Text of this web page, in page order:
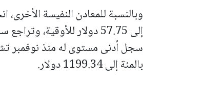
بالمئة إلى 1199.34 دولار.